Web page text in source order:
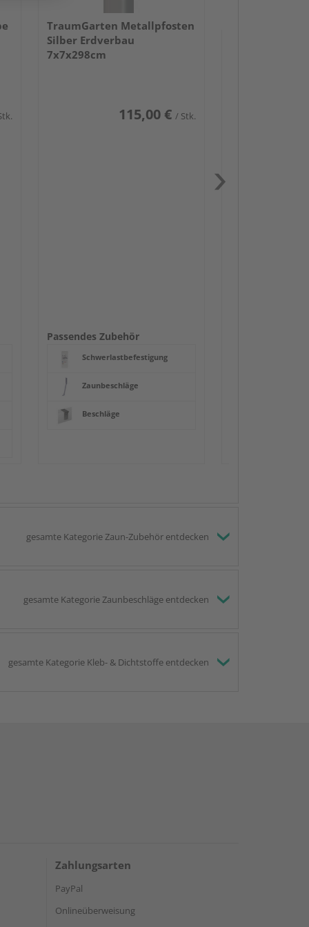
TraumGarten Metallpfosten
Silber Erdverbau
7x7x298cm
115,00 € / Stk.
Passendes Zubehör
Schwerlastbefestigung
Zaunbeschläge
Beschläge
gesamte Kategorie Zaun-Zubehör entdecken
gesamte Kategorie Zaunbeschläge entdecken
gesamte Kategorie Kleb- & Dichtstoffe entdecken
Zahlungsarten
PayPal
Onlineüberweisung